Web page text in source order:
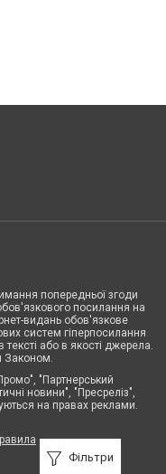
Фільтри
попередньої згоди
посилання на
видань обов'язкове
систем гіперпосилання
тексті або в якості джерела.
Законом.
"Партнерський
новини", "Пресреліз",
на правах реклами.